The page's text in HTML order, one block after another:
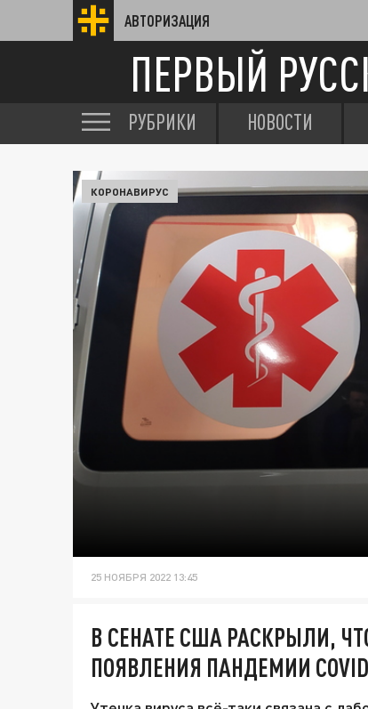
АВТОРИЗАЦИЯ
ПЕРВЫЙ
РУБРИКИ НОВОСТИ
КОРОНАВИРУС
25 НОЯБРЯ 2022 13:45
В СЕНАТЕ США РАСКРЫЛИ,
ПОЯВЛЕНИЯ ПАНДЕМИИ